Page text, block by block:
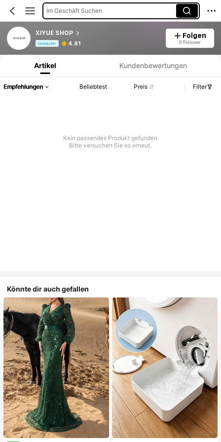
Im Geschäft Suchen
XIYUE SHOP
Verkäufer 4.81
Folgen
9 Follower
Produktinformation: Preisangabe, Verkaufs- und Lagerbestandsdetails.
Artikel Kundenbewertungen
Empfehlungen Beliebtest Preis Filter
Kein passendes Produkt gefunden
Bitte versuchen Sie es erneut.
Könnte dir auch gefallen